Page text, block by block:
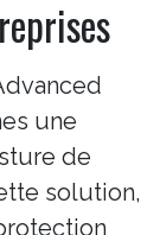
une
de
solution,